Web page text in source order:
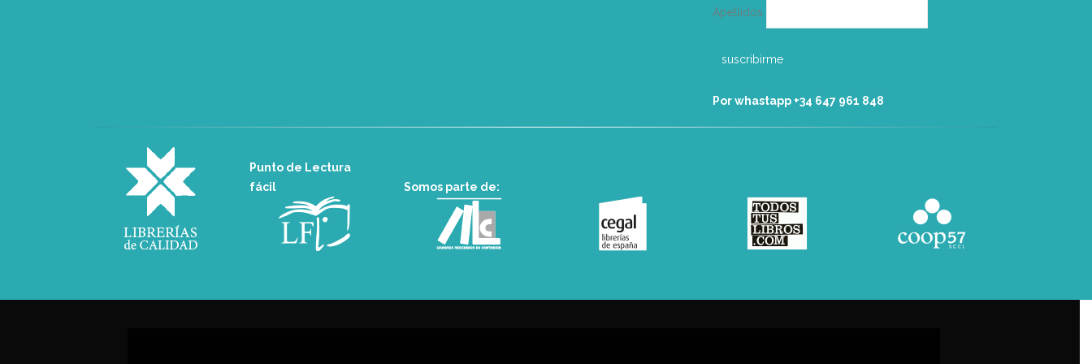
Apellidos
Por whastapp +34 ‭647 961 848‬
Punto de Lectura
fácil
Somos parte de: